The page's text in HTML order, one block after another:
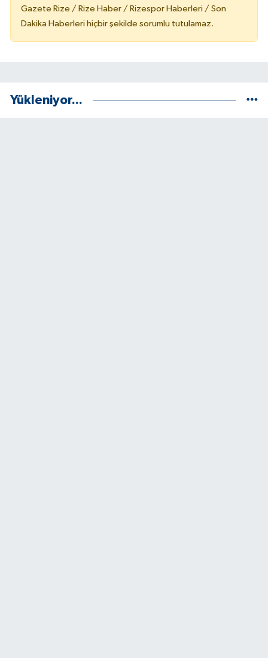
Gazete Rize / Rize Haber / Rizespor Haberleri / Son
Dakika Haberleri hiçbir şekilde sorumlu tutulamaz.
Yükleniyor...